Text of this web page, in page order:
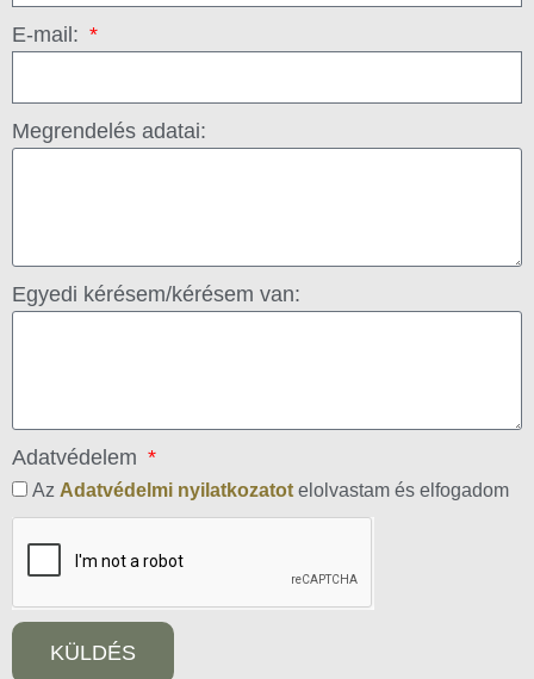
E-mail:
Megrendelés adatai:
Egyedi kérésem/kérésem van:
Adatvédelem
Az Adatvédelmi nyilatkozatot elolvastam és elfogadom
KÜLDÉS